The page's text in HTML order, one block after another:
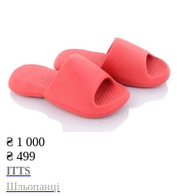
₴ 1 000
₴ 499
ITTS
Шльопанці